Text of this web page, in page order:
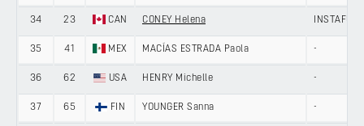
34 23 CAN CONEY Helena
35 41 MEX MACÍAS ESTRADA Paola -
36 62 USA HENRY Michelle -
37 65 FIN YOUNGER Sanna -